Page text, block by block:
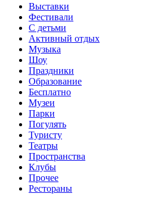
Выставки
Фестивали
С детьми
Активный отдых
Музыка
Шоу
Праздники
Образование
Бесплатно
Музеи
Парки
Погулять
Туристу
Театры
Пространства
Клубы
Прочее
Рестораны